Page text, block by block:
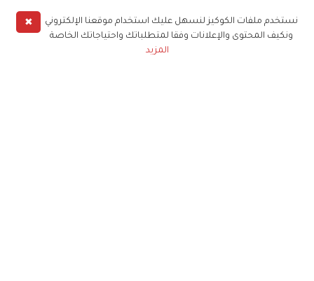
✖
نستخدم ملفات الكوكيز لنسهل عليك استخدام موقعنا الإلكتروني
ونكيف المحتوى والإعلانات وفقا لمتطلباتك واحتياجاتك الخاصة
المزيد